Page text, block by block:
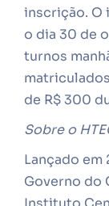
inscrição. O
o dia 30 de
turnos
de R$ 300
Sobre o
Lançado em
Governo do